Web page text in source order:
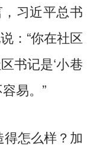
习近平总书
：“你在社区
书记是‘小巷
易。”
怎么样？加